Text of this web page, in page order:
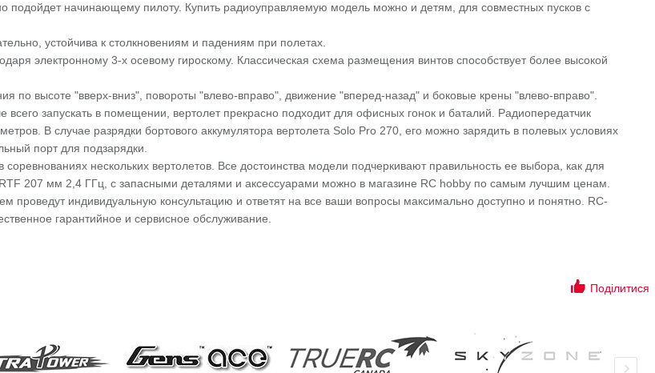
подойдет начинающему пилоту. Купить радиоуправляемую модель можно и детям, для совместных пусков с
устойчива к столкновениям и падениям при полетах.
электронному 3-х осевому гироскому. Классическая схема размещения винтов способствует более высокой
по высоте "вверх-вниз", повороты "влево-вправо", движение "вперед-назад" и боковые крены "влево-вправо".
запускать в помещении, вертолет прекрасно подходит для офисных гонок и баталий. Радиопередатчик
В случае разрядки бортового аккумулятора вертолета Solo Pro 270, его можно зарядить в полевых условиях
порт для подзарядки.
нескольких вертолетов. Все достоинства модели подчеркивают правильность ее выбора, как для
207 мм 2,4 ГГц, с запасными деталями и аксессуарами можно в магазине RC hobby по самым лучшим ценам.
индивидуальную консультацию и ответят на все ваши вопросы максимально доступно и понятно. RC-
гарантийное и сервисное обслуживание.
Поділитися